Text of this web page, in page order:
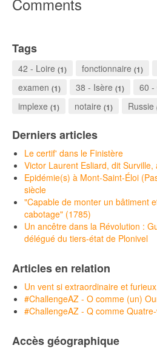
Tags
42 - Loire (1) fonctionnaire (1)
examen (1) 38 - Isère (1) 60 -
implexe (1) notaire (1) Russie
Derniers articles
Le certif' dans le Finistère
Victor Laurent Esliard, dit
Epidémie(s) à Mont-Saint-Éloi
siècle
"Capable de monter un bâtiment
cabotage" (1785)
Un ancêtre dans la Révolution :
délégué du tiers-état de Plonivel
Articles en relation
Un vent si extraordinaire et
#ChallengeAZ - O comme (un)
#ChallengeAZ - Q comme
Accès géographique